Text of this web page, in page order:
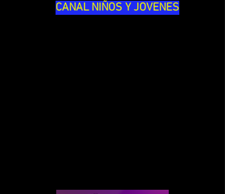
CANAL NIÑOS Y JOVENES